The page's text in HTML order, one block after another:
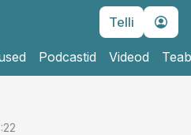
Telli
Podcastid Videod